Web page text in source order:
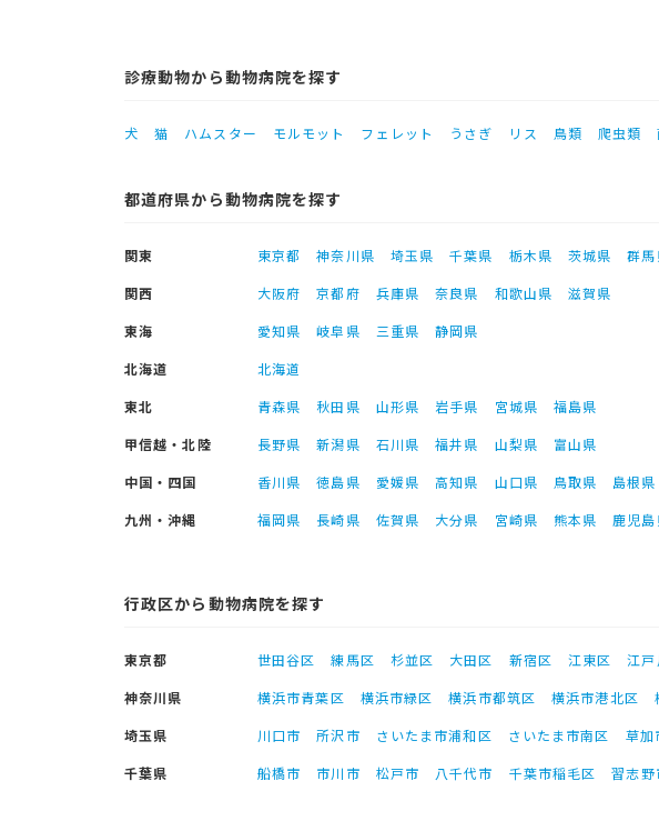
診療動物から動物病院を探す
犬 猫 ハムスター モルモット フェレット うさぎ リス 鳥類 爬虫類
都道府県から動物病院を探す
関東 東京都 神奈川県 埼玉県 千葉県 栃木県 茨城県
群馬
関西
大阪府 京都府 兵庫県 奈良県 和歌山県
滋賀県
東海
愛知県 岐阜県 三重県
静岡県
北海道
北海道
東北
青森県 秋田県 山形県 岩手県 宮城県
福島県
甲信越・北陸
長野県 新潟県 石川県 福井県 山梨県
富山県
中国・四国
香川県 徳島県 愛媛県 高知県 山口県 鳥取県 島根県
九州・沖縄
福岡県 長崎県 佐賀県 大分県 宮崎県 熊本県 鹿児島
行政区から動物病院を探す
東京都 世田谷区 練馬区 杉並区 大田区 新宿区 江東区 江
神奈川県
横浜市青葉区 横浜市緑区 横浜市都筑区 横浜市港北区
埼玉県
川口市 所沢市 さいたま市浦和区 さいたま市南区 草加
千葉県
船橋市 市川市 松戸市 八千代市 千葉市稲毛区 習志野